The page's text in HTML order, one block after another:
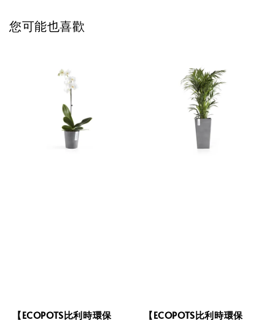
您可能也喜歡
【ECOPOTS比利時環保
【ECOPOTS比利時環保